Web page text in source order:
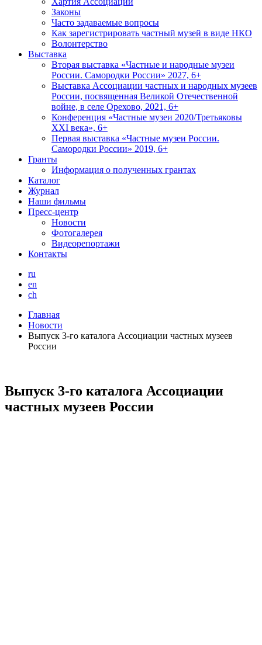
Законы
Часто задаваемые вопросы
Как зарегистрировать частный музей в виде НКО
Волонтерство
Выставка
Вторая выставка «Частные и народные музеи
России. Самородки России» 2027, 6+
Выставка Ассоциации частных и народных музеев
России, посвященная Великой Отечественной
войне, в селе Орехово, 2021, 6+
Конференция «Частные музеи 2020/Третьяковы
XXI века», 6+
Первая выставка «Частные музеи России.
Самородки России» 2019, 6+
Гранты
Информация о полученных грантах
Каталог
Журнал
Наши фильмы
Пресс-центр
Новости
Фотогалерея
Видеорепортажи
Контакты
ru
en
ch
Главная
Новости
Выпуск 3-го каталога Ассоциации частных музеев
России
Выпуск 3-го каталога Ассоциации
частных музеев России